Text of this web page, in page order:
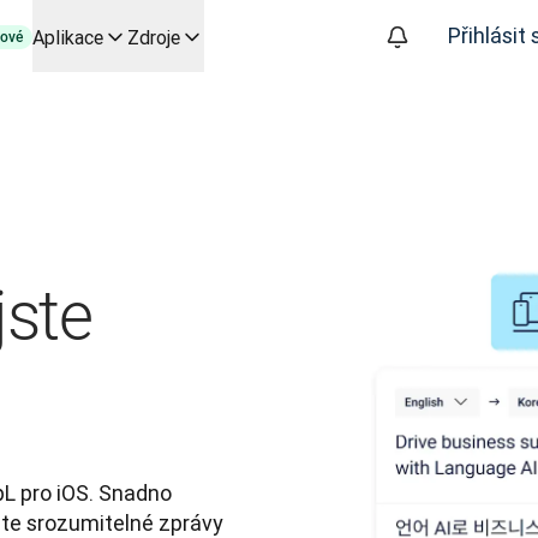
založené na AI pro klíčové případy použití a integrace
Aplikace Zdroje Přihlásit
pro iOS. Snadno
srozumitelné zprávy